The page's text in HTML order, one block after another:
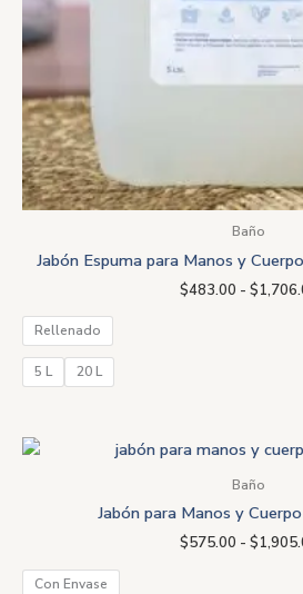
Baño
Jabón Espuma para Manos y
$483.00 - $
Rellenado
5 L 20 L
Baño
Jabón para Manos y
$575.00 - $
Con Envase